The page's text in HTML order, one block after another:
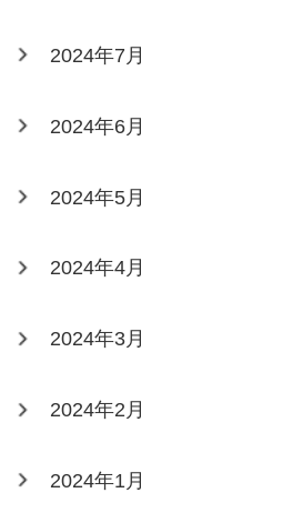
2024年7月
2024年6月
2024年5月
2024年4月
2024年3月
2024年2月
2024年1月